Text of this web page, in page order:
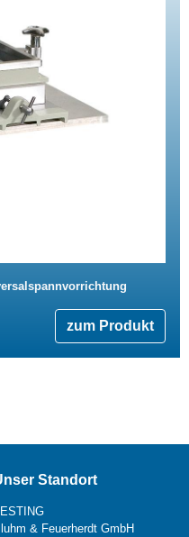
zum Produkt
Standort
& Feuerherdt GmbH